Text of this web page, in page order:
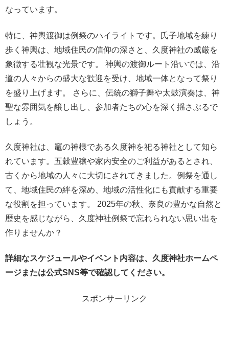
なっています。
特に、神輿渡御は例祭のハイライトです。氏子地域を練り
歩く神輿は、地域住民の信仰の深さと、久度神社の威厳を
象徴する壮観な光景です。 神輿の渡御ルート沿いでは、沿
道の人々からの盛大な歓迎を受け、地域一体となって祭り
を盛り上げます。 さらに、伝統の獅子舞や太鼓演奏は、神
聖な雰囲気を醸し出し、参加者たちの心を深く揺さぶるで
しょう。
久度神社は、竈の神様である久度神を祀る神社として知ら
れています。五穀豊穣や家内安全のご利益があるとされ、
古くから地域の人々に大切にされてきました。例祭を通し
て、地域住民の絆を深め、地域の活性化にも貢献する重要
な役割を担っています。 2025年の秋、奈良の豊かな自然と
歴史を感じながら、久度神社例祭で忘れられない思い出を
作りませんか？
詳細なスケジュールやイベント内容は、久度神社ホームペ
ージまたは公式SNS等で確認してください。
スポンサーリンク